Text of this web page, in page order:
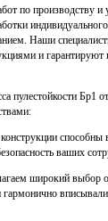
по производству и
Наши
и гарантируют
пулестойкости
способны
ваших
широкий выбор